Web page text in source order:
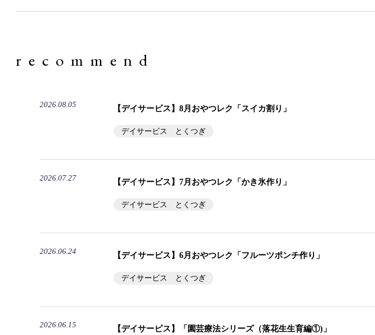
recommend
2026.08.05 【デイサービス】8月おやつレク「スイカ割り」
デイサービス とくつぎ
2026.07.27 【デイサービス】7月おやつレク「かき氷作り」
デイサービス とくつぎ
2026.06.24 【デイサービス】6月おやつレク「フルーツポンチ作り」
デイサービス とくつぎ
2026.06.15 【デイサービス】「園芸療法シリーズ（落花生生育編①)」